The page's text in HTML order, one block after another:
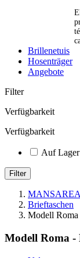
Brillenetuis
Hosenträger
Angebote
Filter
Verfügbarkeit
Verfügbarkeit
Auf Lager
Filter
MANSAREA
Brieftaschen
Modell
Modell Roma